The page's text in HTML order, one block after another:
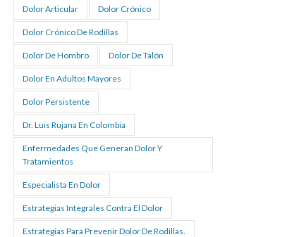
Dolor Articular Dolor Crónico
Dolor Crónico De Rodillas
Dolor De Hombro Dolor De Talón
Dolor En Adultos Mayores
Dolor Persistente
Dr. Luis Rujana En Colombia
Enfermedades Que Generan Dolor Y
Tratamientos
Especialista En Dolor
Estrategias Integrales Contra El Dolor
Estrategias Para Prevenir Dolor De Rodillas.